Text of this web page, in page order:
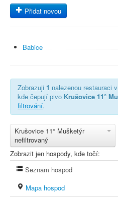
Přidat novou
Babice
Zobrazuji 1 nalezenou restauraci
kde čepují pivo Krušovice 11°
filtrování.
Krušovice 11° Mušketýr
nefiltrovaný
Zobrazit jen hospody, kde točí:
Seznam hospod
Mapa hospod